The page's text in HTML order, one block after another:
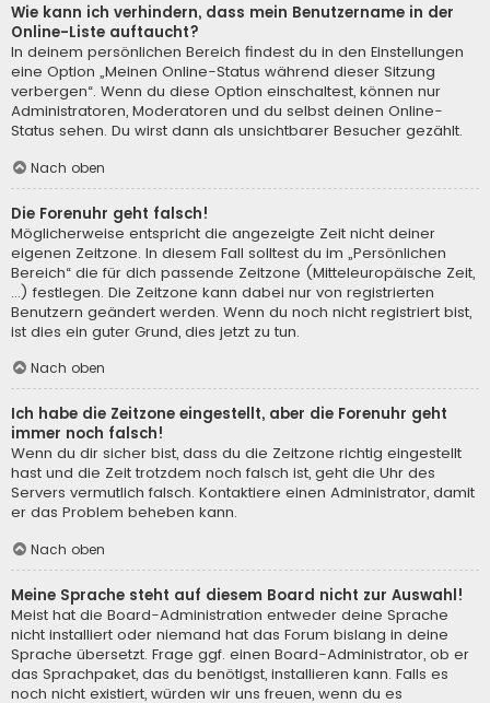
Wie kann ich verhindern, dass mein Benutzername in der
Online-Liste auftaucht?
In deinem persönlichen Bereich findest du in den Einstellungen
eine Option „Meinen Online-Status während dieser Sitzung
verbergen“. Wenn du diese Option einschaltest, können nur
Administratoren, Moderatoren und du selbst deinen Online-
Status sehen. Du wirst dann als unsichtbarer Besucher gezählt.
Nach oben
Die Forenuhr geht falsch!
Möglicherweise entspricht die angezeigte Zeit nicht deiner
eigenen Zeitzone. In diesem Fall solltest du im „Persönlichen
Bereich“ die für dich passende Zeitzone (Mitteleuropäische Zeit,
...) festlegen. Die Zeitzone kann dabei nur von registrierten
Benutzern geändert werden. Wenn du noch nicht registriert bist,
ist dies ein guter Grund, dies jetzt zu tun.
Nach oben
Ich habe die Zeitzone eingestellt, aber die Forenuhr geht
immer noch falsch!
Wenn du dir sicher bist, dass du die Zeitzone richtig eingestellt
hast und die Zeit trotzdem noch falsch ist, geht die Uhr des
Servers vermutlich falsch. Kontaktiere einen Administrator, damit
er das Problem beheben kann.
Nach oben
Meine Sprache steht auf diesem Board nicht zur Auswahl!
Meist hat die Board-Administration entweder deine Sprache
nicht installiert oder niemand hat das Forum bislang in deine
Sprache übersetzt. Frage ggf. einen Board-Administrator, ob er
das Sprachpaket, das du benötigst, installieren kann. Falls es
noch nicht existiert, würden wir uns freuen, wenn du es